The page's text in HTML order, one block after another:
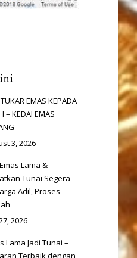
EMAS KEPADA
– KEDAI EMAS
3, 2026
Lama &
Tunai Segera
Adil, Proses
2026
Lama Jadi Tunai –
Terbaik dengan